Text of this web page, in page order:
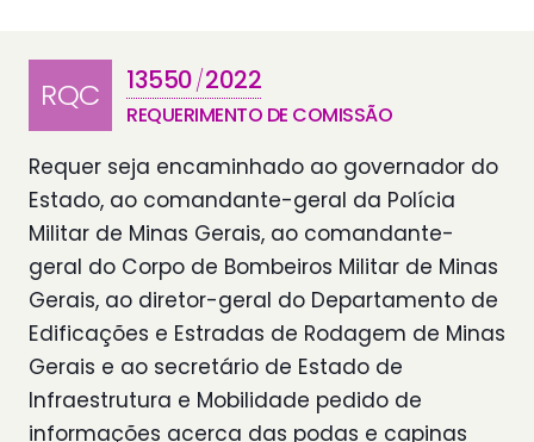
RQC 13550/2022
REQUERIMENTO DE COMISSÃO
Requer seja encaminhado ao governador do
Estado, ao comandante-geral da Polícia
Militar de Minas Gerais, ao comandante-
geral do Corpo de Bombeiros Militar de Minas
Gerais, ao diretor-geral do Departamento de
Edificações e Estradas de Rodagem de Minas
Gerais e ao secretário de Estado de
Infraestrutura e Mobilidade pedido de
informações acerca das podas e capinas